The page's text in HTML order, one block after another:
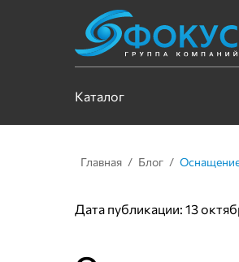
Каталог
Главная / Блог /
Дата публикации: 13